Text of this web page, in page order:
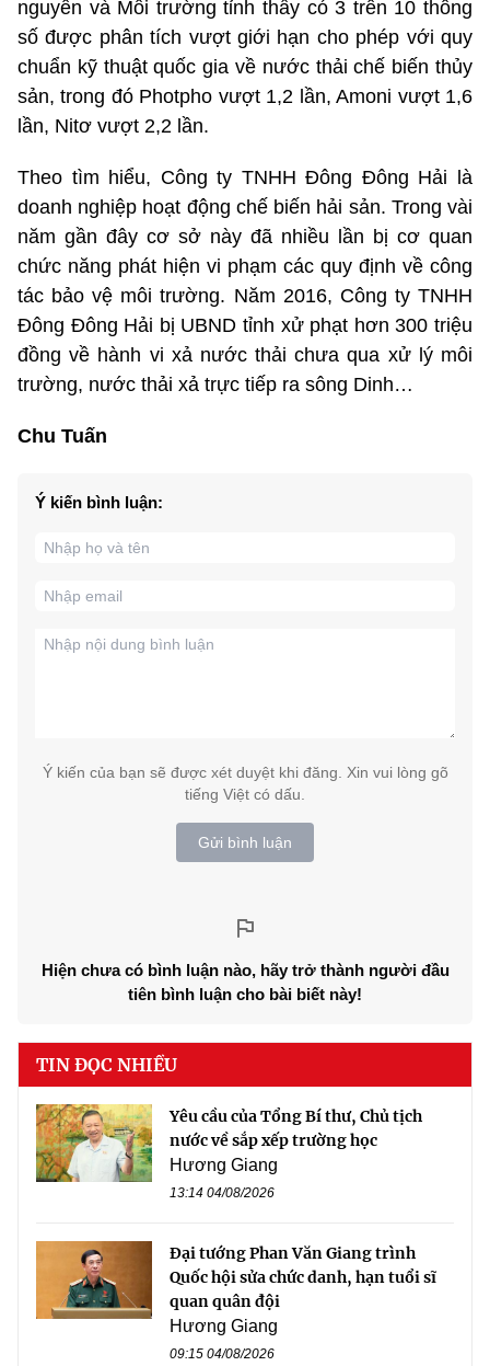
nguyên và Môi trường tỉnh thấy có 3 trên 10 thông
số được phân tích vượt giới hạn cho phép với quy
chuẩn kỹ thuật quốc gia về nước thải chế biến thủy
sản, trong đó Photpho vượt 1,2 lần, Amoni vượt 1,6
lần, Nitơ vượt 2,2 lần.
Theo tìm hiểu, Công ty TNHH Đông Đông Hải là
doanh nghiệp hoạt động chế biến hải sản. Trong vài
năm gần đây cơ sở này đã nhiều lần bị cơ quan
chức năng phát hiện vi phạm các quy định về công
tác bảo vệ môi trường. Năm 2016, Công ty TNHH
Đông Đông Hải bị UBND tỉnh xử phạt hơn 300 triệu
đồng về hành vi xả nước thải chưa qua xử lý môi
trường, nước thải xả trực tiếp ra sông Dinh…
Chu Tuấn
Ý kiến bình luận:
Ý kiến của bạn sẽ được xét duyệt khi đăng. Xin vui lòng gõ
tiếng Việt có dấu.
Gửi bình luận
Hiện chưa có bình luận nào, hãy trở thành người đầu
tiên bình luận cho bài biết này!
TIN ĐỌC NHIỀU
Yêu cầu của Tổng Bí thư, Chủ tịch
nước về sắp xếp trường học
Hương Giang
13:14 04/08/2026
Đại tướng Phan Văn Giang trình
Quốc hội sửa chức danh, hạn tuổi sĩ
quan quân đội
Hương Giang
09:15 04/08/2026